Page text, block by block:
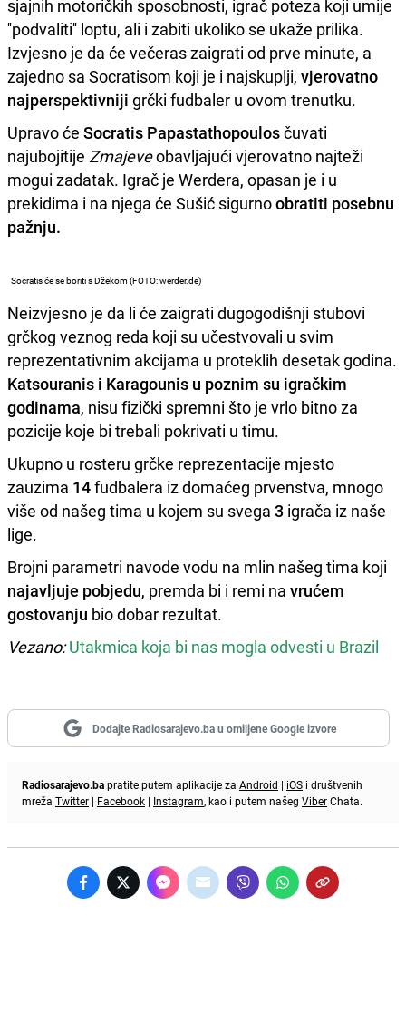
sjajnih motoričkih sposobnosti, igrač poteza koji umije
''podvaliti'' loptu, ali i zabiti ukoliko se ukaže prilika.
Izvjesno je da će večeras zaigrati od prve minute, a
zajedno sa Socratisom koji je i najskuplji, vjerovatno
najperspektivniji grčki fudbaler u ovom trenutku.
Upravo će Socratis Papastathopoulosčuvati
najubojitije Zmajeveobavljajući vjerovatno najteži
mogui zadatak. Igrač je Werdera, opasan je i u
prekidima i na njega će Sušić sigurnoobratiti posebnu
pažnju.
Socratis će se boriti s Džekom (FOTO: werder.de)
Neizvjesno je da li će zaigrati dugogodišnji stubovi
grčkog veznog reda koji su učestvovali u svim
reprezentativnim akcijama u proteklih desetak godina.
Katsouranis i Karagounis u poznim su igračkim
godinama, nisu fizički spremni što je vrlo bitno za
pozicije koje bi trebali pokrivati u timu.
Ukupno u rosteru grčke reprezentacije mjesto
zauzima 14fudbalera iz domaćeg prvenstva, mnogo
više od našeg tima u kojem su svega 3 igrača iz naše
lige.
Brojni parametri navode vodu na mlin našeg tima koji
najavljuje pobjedu, premda bi i remi na vrućem
gostovanju bio dobar rezultat.
Vezano: Utakmica koja bi nas mogla odvesti u Brazil
Dodajte Radiosarajevo.ba u omiljene Google izvore
Radiosarajevo.bapratite putem aplikacije za Android | iOS i društvenih
mreža Twitter | Facebook | Instagram, kao i putem našeg ViberChata.